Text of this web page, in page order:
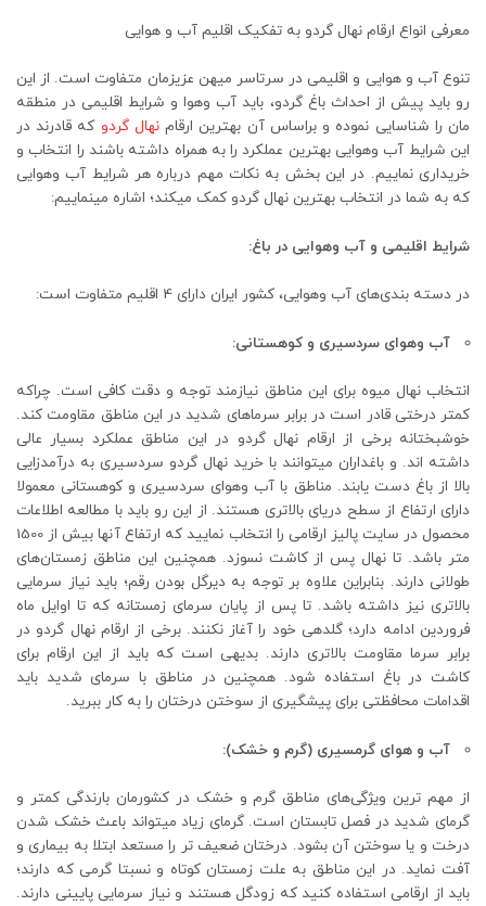
معرفی انواع ارقام نهال گردو به تفکیک اقلیم آب و هوایی
تنوع آب و هوایی و اقلیمی در سرتاسر میهن عزیزمان متفاوت است. از این
رو باید پیش از احداث باغ گردو، باید آب وهوا و شرایط اقلیمی در منطقه
مان را شناسایی نموده و براساس آن بهترین ارقامنهال گردو که قادرند در
این شرایط آب وهوایی بهترین عملکرد را به همراه داشته باشند را انتخاب و
خریداری نماییم. در این بخش به نکات مهم درباره هر شرایط آب وهوایی
که به شما در انتخاب بهترین نهال گردو کمک میکند؛ اشاره مینماییم:
شرایط اقلیمی و آب وهوایی در باغ:
در دسته بندی‌های آب وهوایی، کشور ایران دارای 4 اقلیم متفاوت است:
آب وهوای سردسیری و کوهستانی:
انتخاب نهال میوه برای این مناطق نیازمند توجه و دقت کافی است. چراکه
کمتر درختی قادر است در برابر سرماهای شدید در این مناطق مقاومت کند.
خوشبختانه برخی از ارقام نهال گردو در این مناطق عملکرد بسیار عالی
داشته اند. و باغداران میتوانند با خرید نهال گردو سردسیری به درآمدزایی
بالا از باغ دست یابند. مناطق با آب وهوای سردسیری و کوهستانی معمولا
دارای ارتفاع از سطح دریای بالاتری هستند. از این رو باید با مطالعه اطلاعات
محصول در سایت پالیز ارقامی را انتخاب نمایید که ارتفاع آنها بیش از 1500
متر باشد. تا نهال پس از کاشت نسوزد. همچنین این مناطق زمستان‌های
طولانی دارند. بنابراین علاوه بر توجه به دیرگل بودن رقم؛ باید نیاز سرمایی
بالاتری نیز داشته باشد. تا پس از پایان سرمای زمستانه که تا اوایل ماه
فروردین ادامه دارد؛ گلدهی خود را آغاز نکنند. برخی از ارقام نهال گردو در
برابر سرما مقاومت بالاتری دارند. بدیهی است که باید از این ارقام برای
کاشت در باغ استفاده شود. همچنین در مناطق با سرمای شدید باید
اقدامات محافظتی برای پیشگیری از سوختن درختان را به کار ببرید.
آب و هوای گرمسیری (گرم و خشک):
از مهم ترین ویژگی‌های مناطق گرم و خشک در کشورمان بارندگی کمتر و
گرمای شدید در فصل تابستان است. گرمای زیاد میتواند باعث خشک شدن
درخت و یا سوختن آن بشود. درختان ضعیف تر را مستعد ابتلا به بیماری و
آفت نماید. در این مناطق به علت زمستان کوتاه و نسبتا گرمی که دارند؛
باید از ارقامی استفاده کنید که زودگل هستند و نیاز سرمایی پایینی دارند.